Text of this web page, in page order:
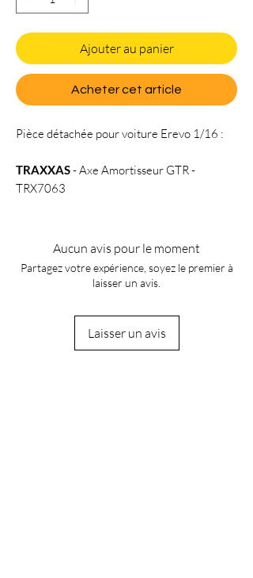
Ajouter au panier
Acheter cet article
Pièce détachée pour voiture Erevo 1/16 :
TRAXXAS- Axe Amortisseur GTR -
TRX7063
Aucun avis pour le moment
Partagez votre expérience, soyez le premier à
laisser un avis.
Laisser un avis